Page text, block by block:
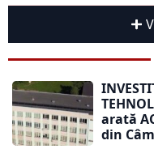
arată
din